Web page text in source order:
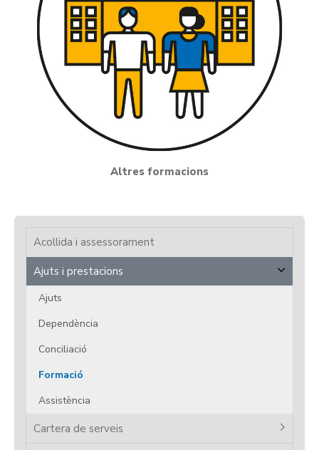
Altres formacions
Acollida i assessorament
Ajuts i prestacions
Ajuts
Dependència
Conciliació
Formació
Assistència
Cartera de serveis